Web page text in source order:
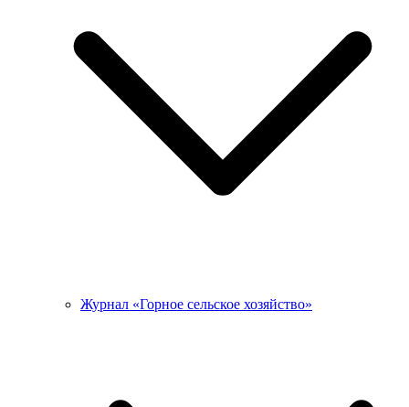
Журнал «Горное сельское хозяйство»